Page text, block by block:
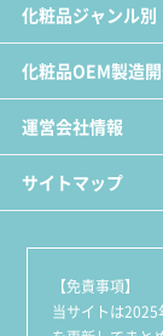
化粧品ジャンル
化粧品OEM製造
運営会社情報
サイトマップ
【免責事項】
当サイトは